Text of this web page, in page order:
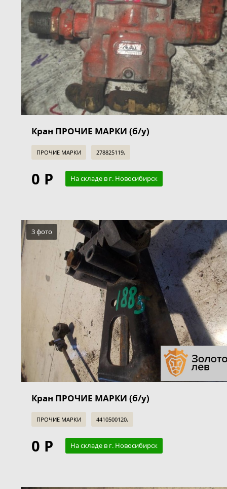
Кран ПРОЧИЕ МАРКИ (б/у)
ПРОЧИЕ МАРКИ 278825119,
0 Р На складе в г. Новосибирск
3 фото
Кран ПРОЧИЕ МАРКИ (б/у)
ПРОЧИЕ МАРКИ 4410500120,
0 Р На складе в г. Новосибирск